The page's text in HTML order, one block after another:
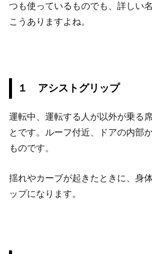
つも使っているものでも、詳しい
こうありますよね。
１ アシストグリップ
運転中、運転する人が以外が乗る
とです。ルーフ付近、ドアの内部
ものです。
揺れやカーブが起きたときに、身
ップになります。